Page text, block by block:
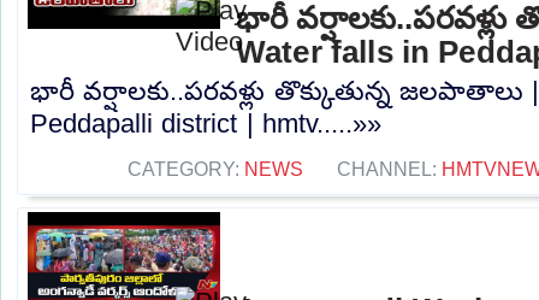
భారీ వర్షాలకు..పరవళ్లు
Water falls in
భారీ వర్షాలకు..పరవళ్లు తొక్కుతున్న జలపాతాలు |
Peddapalli district | hmtv.....»»
CATEGORY: NEWS CHANNEL: